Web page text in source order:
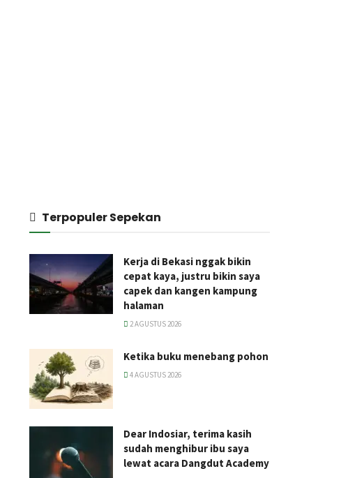
Terpopuler Sepekan
Kerja di Bekasi nggak bikin
cepat kaya, justru bikin saya
capek dan kangen kampung
halaman
2 AGUSTUS 2026
Ketika buku menebang pohon
4 AGUSTUS 2026
Dear Indosiar, terima kasih
sudah menghibur ibu saya
lewat acara Dangdut Academy